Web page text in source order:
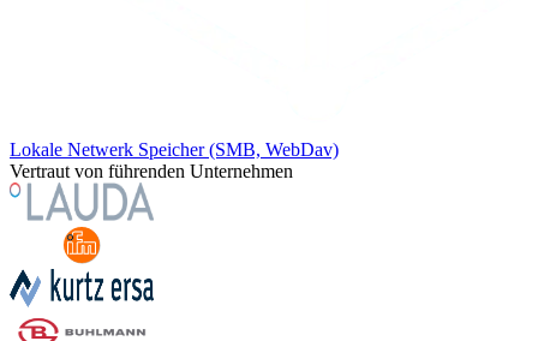
Lokale Netwerk Speicher (SMB, WebDav)
Vertraut von führenden Unternehmen